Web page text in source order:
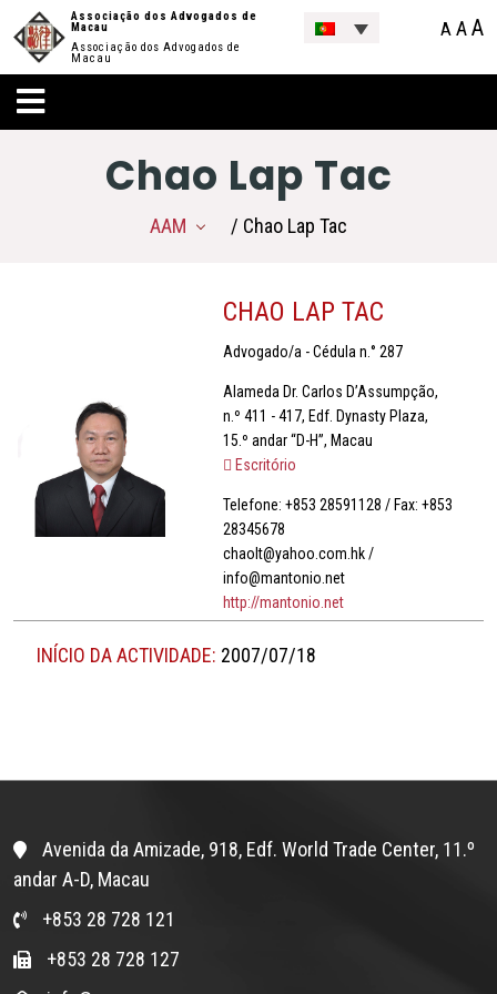
Associação dos Advogados de
Macau
Associação dos Advogados de
Macau
A AA
Chao Lap Tac
AAM / Chao Lap Tac
CHAO LAP TAC
Advogado/a - Cédula n.° 287
Alameda Dr. Carlos D’Assumpção,
n.º 411 - 417, Edf. Dynasty Plaza,
15.º andar “D-H”, Macau
Escritório
Telefone: +853 28591128 / Fax: +853
28345678
chaolt@yahoo.com.hk /
info@mantonio.net
http://mantonio.net
INÍCIO DA ACTIVIDADE: 2007/07/18
Avenida da Amizade, 918, Edf. World Trade Center, 11.º
andar A-D, Macau
+853 28 728 121
+853 28 728 127